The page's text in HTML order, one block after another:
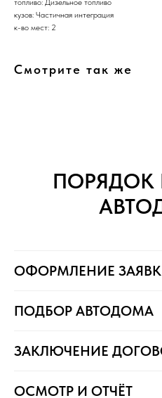
топливо: Дизельное топливо
кузов: Частичная интеграция
к-во мест: 2
Смотрите так же
ПОРЯДОК
ОФОРМЛЕНИЕ
ПОДБОР АВТОДОМА
ЗАКЛЮЧЕНИЕ
ОСМОТР И ОТЧЁТ